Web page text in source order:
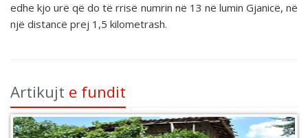
edhe kjo urë që do të rrisë numrin në 13 në lumin Gjanicë, në
një distancë prej 1,5 kilometrash.
Artikujt e fundit